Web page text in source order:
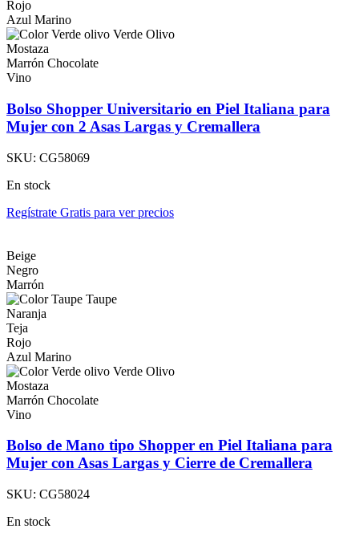
Rojo
Azul Marino
Verde Olivo
Mostaza
Marrón Chocolate
Vino
Bolso Shopper Universitario en Piel Italiana para
Mujer con 2 Asas Largas y Cremallera
SKU: CG58069
En stock
Regístrate Gratis para ver precios
Beige
Negro
Marrón
Taupe
Naranja
Teja
Rojo
Azul Marino
Verde Olivo
Mostaza
Marrón Chocolate
Vino
Bolso de Mano tipo Shopper en Piel Italiana para
Mujer con Asas Largas y Cierre de Cremallera
SKU: CG58024
En stock